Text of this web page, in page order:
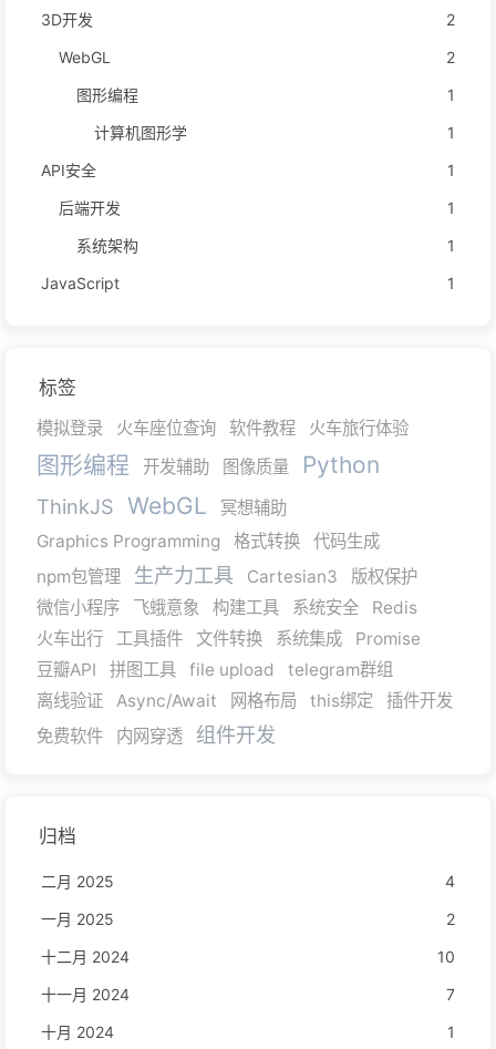
3D开发
2
WebGL
2
图形编程
1
计算机图形学
1
API安全
1
后端开发
1
系统架构
1
JavaScript
1
标签
模拟登录 火车座位查询 软件教程 火车旅行体验
图形编程 开发辅助 图像质量 Python
ThinkJS WebGL
冥想辅助
Graphics Programming
格式转换
代码生成
npm包管理
生产力工具 Cartesian3
版权保护
微信小程序
飞蛾意象 构建工具 系统安全
Redis
火车出行
工具插件 文件转换 系统集成
Promise
豆瓣API
拼图工具 file upload
telegram群组
离线验证
Async/Await 网格布局 this绑定
插件开发
免费软件
内网穿透 组件开发
归档
二月 2025
4
一月 2025
2
十二月 2024
10
十一月 2024
7
十月 2024
1